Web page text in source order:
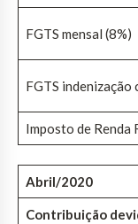
FGTS mensal (8%)
FGTS indenização
Imposto de Renda
Abril/2020
Contribuição